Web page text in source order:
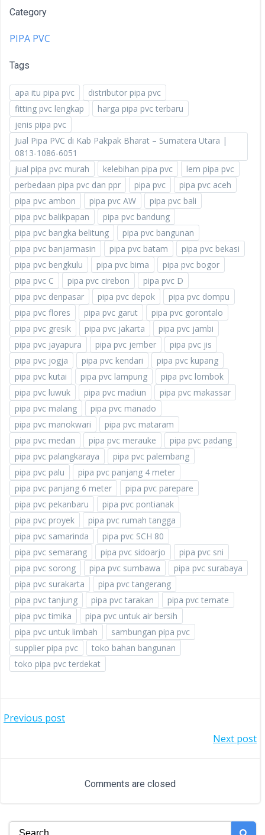
Category
PIPA PVC
Tags
apa itu pipa pvc
distributor pipa pvc
fitting pvc lengkap
harga pipa pvc terbaru
jenis pipa pvc
Jual Pipa PVC di Kab Pakpak Bharat – Sumatera Utara |
0813-1086-6051
jual pipa pvc murah
kelebihan pipa pvc
lem pipa pvc
perbedaan pipa pvc dan ppr
pipa pvc
pipa pvc aceh
pipa pvc ambon
pipa pvc AW
pipa pvc bali
pipa pvc balikpapan
pipa pvc bandung
pipa pvc bangka belitung
pipa pvc bangunan
pipa pvc banjarmasin
pipa pvc batam
pipa pvc bekasi
pipa pvc bengkulu
pipa pvc bima
pipa pvc bogor
pipa pvc C
pipa pvc cirebon
pipa pvc D
pipa pvc denpasar
pipa pvc depok
pipa pvc dompu
pipa pvc flores
pipa pvc garut
pipa pvc gorontalo
pipa pvc gresik
pipa pvc jakarta
pipa pvc jambi
pipa pvc jayapura
pipa pvc jember
pipa pvc jis
pipa pvc jogja
pipa pvc kendari
pipa pvc kupang
pipa pvc kutai
pipa pvc lampung
pipa pvc lombok
pipa pvc luwuk
pipa pvc madiun
pipa pvc makassar
pipa pvc malang
pipa pvc manado
pipa pvc manokwari
pipa pvc mataram
pipa pvc medan
pipa pvc merauke
pipa pvc padang
pipa pvc palangkaraya
pipa pvc palembang
pipa pvc palu
pipa pvc panjang 4 meter
pipa pvc panjang 6 meter
pipa pvc parepare
pipa pvc pekanbaru
pipa pvc pontianak
pipa pvc proyek
pipa pvc rumah tangga
pipa pvc samarinda
pipa pvc SCH 80
pipa pvc semarang
pipa pvc sidoarjo
pipa pvc sni
pipa pvc sorong
pipa pvc sumbawa
pipa pvc surabaya
pipa pvc surakarta
pipa pvc tangerang
pipa pvc tanjung
pipa pvc tarakan
pipa pvc ternate
pipa pvc timika
pipa pvc untuk air bersih
pipa pvc untuk limbah
sambungan pipa pvc
supplier pipa pvc
toko bahan bangunan
toko pipa pvc terdekat
POST
Previous post
Next post
Comments are closed
Search